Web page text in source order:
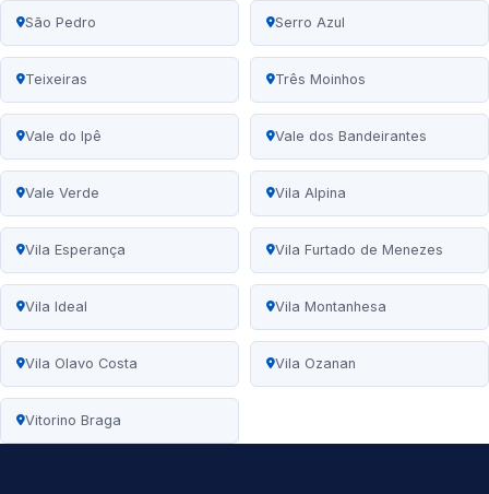
São Pedro Serro Azul
Teixeiras Três Moinhos
Vale do Ipê Vale dos Bandeirantes
Vale Verde Vila Alpina
Vila Esperança Vila Furtado de Menezes
Vila Ideal Vila Montanhesa
Vila Olavo Costa Vila Ozanan
Vitorino Braga